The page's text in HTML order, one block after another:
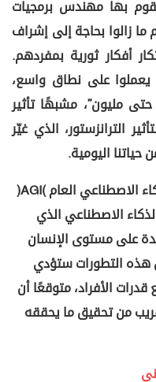
بها مهندس برمجيات
زالوا بحاجة إلى إشراف
أفكار ثورية بمفردهم.
على نطاق واسع،
1000 منهم أو حتى مليون”، مشبهًا تأثير
الترانزستور، الذي غيّر
حياتنا اليومية.
حات ألتمان في وقت يقترب فيه الذكاء الاصطناعي العام (AGI)
الاصطناعي الذي
على مستوى الإنسان
هذه التطورات ستؤدي
الأفراد، متوقعًا أن
من تحقيق ما يحققه